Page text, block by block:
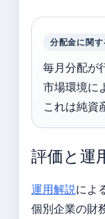
分配金に関
毎月分配が
市場環境に
これは純資
評価と運
運用解説によ
個別企業の財